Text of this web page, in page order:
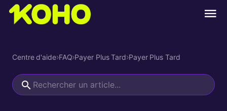
Centre d'aide›FAQ›Payer Plus Tard›Payer Plus Tard